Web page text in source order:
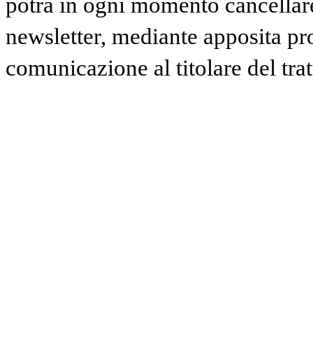
newsletter, mediante apposita
comunicazione al titolare del